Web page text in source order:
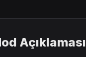
Açıklaması